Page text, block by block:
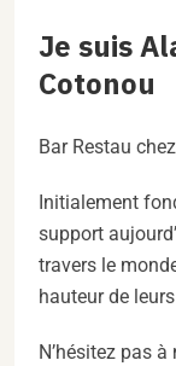
Je suis
Cotonou
Bar Restau
Initialement
support
travers le
hauteur de
N’hésitez pas